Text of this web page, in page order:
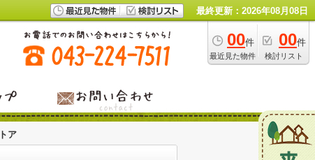
最終更新：2026年08月08日
00件
最近見た物件
00件
検討リスト
ア